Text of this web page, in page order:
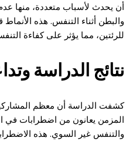
أن يحدث لأسباب متعددة، منها
والبطن أثناء التنفس. هذه
للرئتين، مما يؤثر على كفاءة
نتائج الدراسة
كشفت الدراسة أن معظم
المزمن يعانون من اضطرابات في
والتنفس غير السوي. هذه